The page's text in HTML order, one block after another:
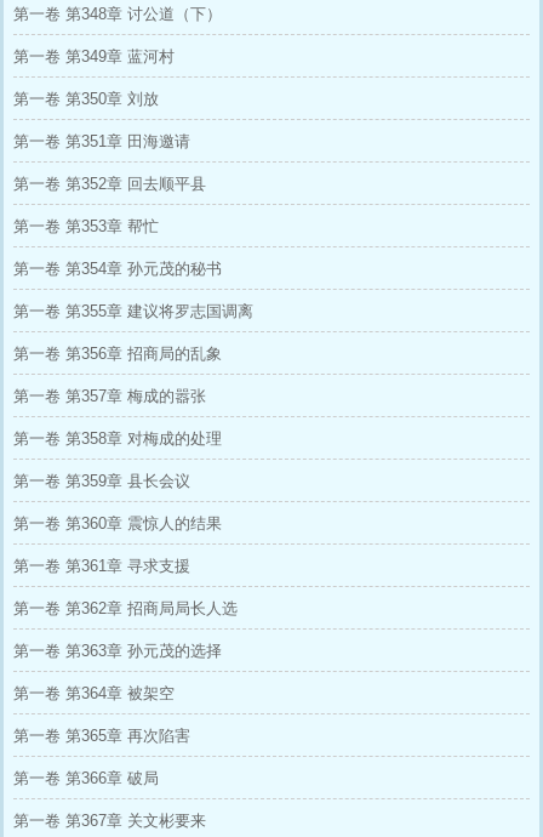
第一卷 第348章 讨公道（下）
第一卷 第349章 蓝河村
第一卷 第350章 刘放
第一卷 第351章 田海邀请
第一卷 第352章 回去顺平县
第一卷 第353章 帮忙
第一卷 第354章 孙元茂的秘书
第一卷 第355章 建议将罗志国调离
第一卷 第356章 招商局的乱象
第一卷 第357章 梅成的嚣张
第一卷 第358章 对梅成的处理
第一卷 第359章 县长会议
第一卷 第360章 震惊人的结果
第一卷 第361章 寻求支援
第一卷 第362章 招商局局长人选
第一卷 第363章 孙元茂的选择
第一卷 第364章 被架空
第一卷 第365章 再次陷害
第一卷 第366章 破局
第一卷 第367章 关文彬要来